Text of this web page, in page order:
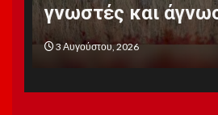
γνωστές και
3 Αυγούστου, 2026